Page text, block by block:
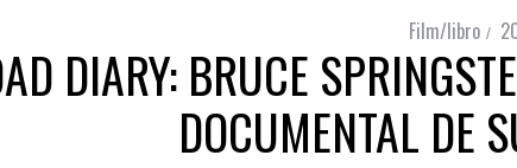
Film/libro
DIARY: BRUCE
DOCUMENTAL